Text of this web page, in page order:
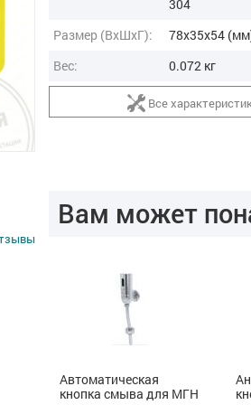
304
Размер (ВxШxГ):
78x35x54
Вес:
0.072 кг
Все
Вам может
Автоматическая
кнопка смыва для МГН